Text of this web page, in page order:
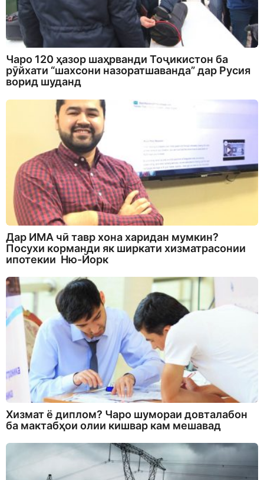
Чаро 120 ҳазор шаҳрванди Тоҷикистон ба
рӯйхати “шахсони назоратшаванда” дар Русия
ворид шуданд
Дар ИМА чӣ тавр хона харидан мумкин?
Посухи корманди як ширкати хизматрасонии
ипотекии Ню-Йорк
Хизмат ё диплом? Чаро шумораи довталабон
ба мактабҳои олии кишвар кам мешавад